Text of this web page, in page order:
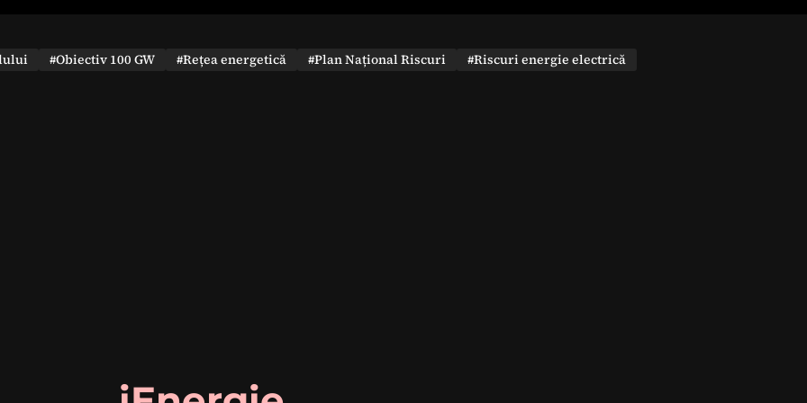
#Obiectiv 100 GW #Rețea energetică #Plan Național Riscuri
#Riscuri energie electrică